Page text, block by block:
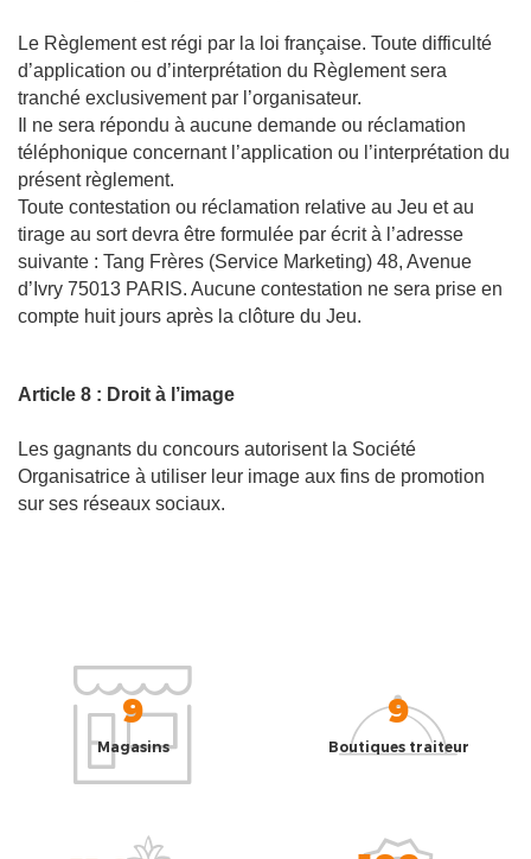
Le Règlement est régi par la loi française. Toute difficulté
d’application ou d’interprétation du Règlement sera
tranché exclusivement par l’organisateur.
Il ne sera répondu à aucune demande ou réclamation
téléphonique concernant l’application ou l’interprétation du
présent règlement.
Toute contestation ou réclamation relative au Jeu et au
tirage au sort devra être formulée par écrit à l’adresse
suivante : Tang Frères (Service Marketing) 48, Avenue
d’Ivry 75013 PARIS. Aucune contestation ne sera prise en
compte huit jours après la clôture du Jeu.
Article 8 : Droit à l’image
Les gagnants du concours autorisent la Société
Organisatrice à utiliser leur image aux fins de promotion
sur ses réseaux sociaux.
9
Magasins
9
Boutiques traiteur